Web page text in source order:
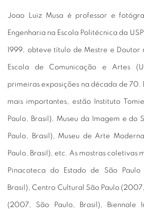
Joao Luiz Musa é professor e
Engenharia na Escola Politécnica da
1999, obteve título de Mestre e Doutor
Escola de Comunicação e Artes
primeiras exposições na década de 70.
mais importantes, estão Instituto
Paulo, Brasil), Museu da Imagem e do
Paulo, Brasil), Museu de Arte
Paulo, Brasil), etc. As mostras coletivas
Pinacoteca do Estado de São
Brasil), Centro Cultural São Paulo
(2007, São Paulo, Brasil), Biennale